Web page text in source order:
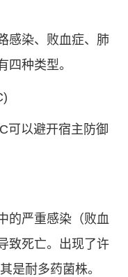
感染、败血症、肺
四种类型。
可以避开宿主防御
的严重感染（败血
致死亡。出现了许
是耐多药菌株。